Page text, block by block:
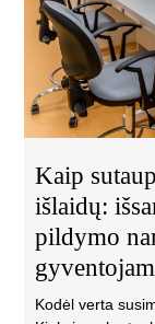
Kaip
išlaidų:
pildymo
Kodėl verta